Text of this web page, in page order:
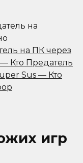
на
на ПК через
Кто Предатель
Sus — Кто
игр